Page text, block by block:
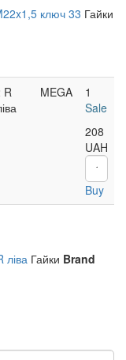
ключ 33 Гайки
R
MEGA
1
Sale
208
UAH
Buy
ліва Гайки Brand